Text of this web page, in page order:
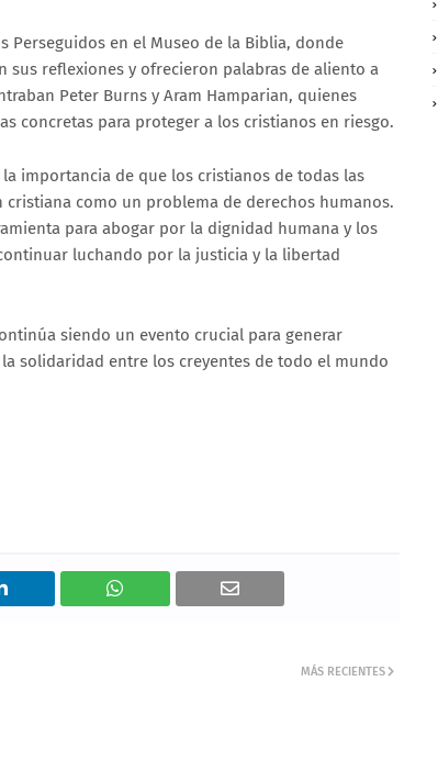
Perseguidos en el Museo de la Biblia, donde
sus reflexiones y ofrecieron palabras de aliento a
Peter Burns y Aram Hamparian, quienes
concretas para proteger a los cristianos en riesgo.
importancia de que los cristianos de todas las
como un problema de derechos humanos.
para abogar por la dignidad humana y los
luchando por la justicia y la libertad
siendo un evento crucial para generar
solidaridad entre los creyentes de todo el mundo
MÁS RECIENTES